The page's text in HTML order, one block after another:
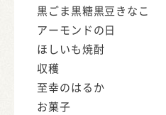
黒ごま黒糖黒豆きなこ
アーモンドの日
ほしいも焼酎
収穫
至幸のはるか
お菓子